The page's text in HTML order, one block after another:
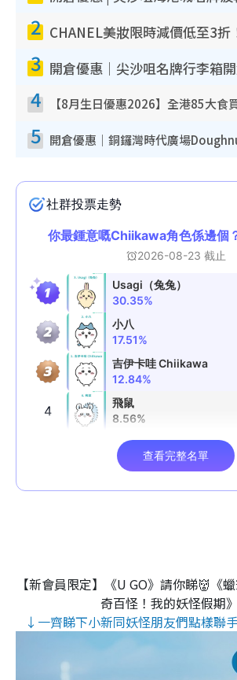
2
3
4
5
【新會員限定】《U GO》請你睇👹《
奇百怪！我的妖怪假期》
↓一齊睇下小新同妖怪朋友們點樣聯